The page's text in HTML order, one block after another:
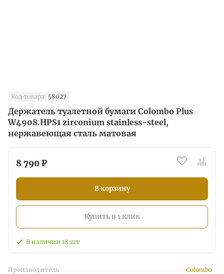
Код товара: 58027
Держатель туалетной бумаги Colombo Plus
W4908.HPS1 zirconium stainless-steel,
нержавеющая сталь матовая
8 790 ₽
В корзину
Купить в 1 клик
В наличии 18 шт
Производитель Colombo